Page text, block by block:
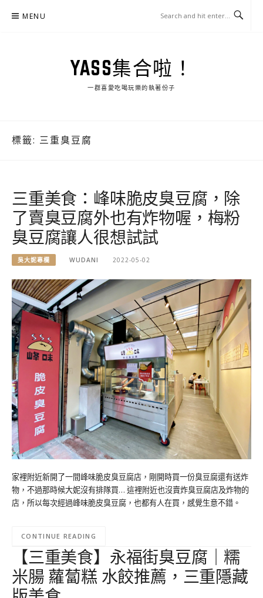
MENU
YASS集合啦！
一群喜愛吃喝玩樂的執著份子
標籤: 三重臭豆腐
三重美食：峰味脆皮臭豆腐，除
了賣臭豆腐外也有炸物喔，梅粉
臭豆腐讓人很想試試
吳大妮專欄 WUDANI 2022-05-02
家裡附近新開了一間峰味脆皮臭豆腐店，剛開時買一份臭豆腐還有送炸
物，不過那時候大妮沒有排隊買… 這裡附近也沒賣炸臭豆腐店及炸物的
店，所以每次經過峰味脆皮臭豆腐，也都有人在買，感覺生意不錯。
CONTINUE READING
【三重美食】永福街臭豆腐｜糯
米腸 蘿蔔糕 水餃推薦，三重隱藏